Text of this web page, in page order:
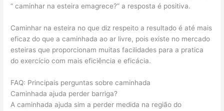
“ caminhar na esteira emagrece?” a resposta é positiva.
Caminhar na esteira no que diz respeito a resultado é até mais
eficaz do que a caminhada ao ar livre, pois existe no mercado
esteiras que proporcionam muitas facilidades para a pratica
do exercício com mais eficiência e eficácia.
FAQ: Principais perguntas sobre caminhada
Caminhada ajuda perder barriga?
A caminhada ajuda sim a perder medida na região do